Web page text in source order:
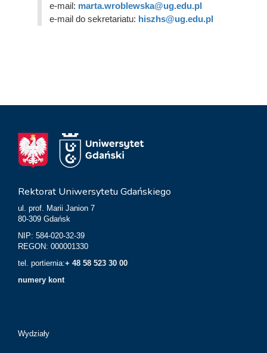
e-mail: marta.wroblewska@ug.edu.pl
e-mail do sekretariatu: hiszhs@ug.edu.pl
Rektorat Uniwersytetu Gdańskiego
ul. prof. Marii Janion 7
80-309 Gdańsk
NIP: 584-020-32-39
REGON: 000001330
tel. portiernia:+ 48 58 523 30 00
numery kont
Wydziały